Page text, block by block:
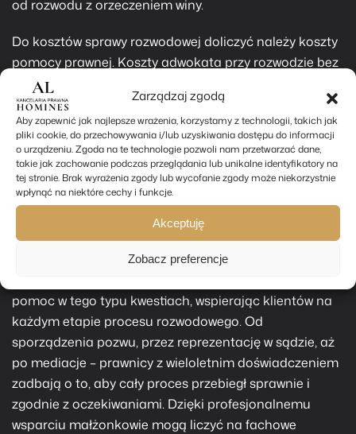
Zarządzaj zgodą
Aby zapewnić jak najlepsze wrażenia, korzystamy z technologii, takich jak
pliki cookie, do przechowywania i/lub uzyskiwania dostępu do informacji
o urządzeniu. Zgoda na te technologie pozwoli nam przetwarzać dane,
takie jak zachowanie podczas przeglądania lub unikalne identyfikatory na
tej stronie. Brak wyrażenia zgody lub wycofanie zgody może niekorzystnie
wpłynąć na niektóre cechy i funkcje.
Akceptuję
Zobacz preferencje
od rozwodu z orzeczeniem winy.
Do kosztów sprawy rozwodowej doliczyć należy koszty
pomocy prawnej. Koszty adwokata przy rozwodzie bez
orzekania o winie najczęściej wiążą się z
wynagrodzeniem ryczałtowym za prowadzenie sprawy
w wysokości do kilku tysięcy złotych netto, w przypadku
rozwodu z orzeczeniem winy koszty są znacznie
wyższe. Dodatkowo należy doliczyć wynagrodzenie za
stawiennictwo na rozprawie, które z reguły waha się
między 400,00 zł, a 500,00 zł netto.
Przeczytaj również:Ile trwa rozwód?
pomoc w tego typu kwestiach, wspierając klientów na
każdym etapie procesu rozwodowego. Od
sporządzenia pozwu, przez reprezentację w sądzie, aż
po mediacje – prawnicy z wieloletnim doświadczeniem
zadbają o to, aby cały proces przebiegł sprawnie i
zgodnie z oczekiwaniami. Dzięki profesjonalnemu
wsparciu małżonkowie mogą liczyć na fachowe